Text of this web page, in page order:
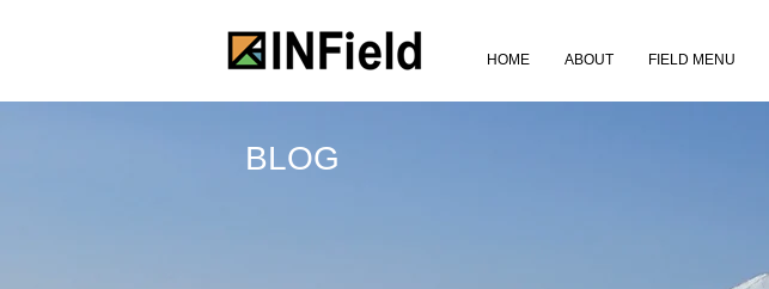
HOME ABOUT FIELD MENU
BLOG